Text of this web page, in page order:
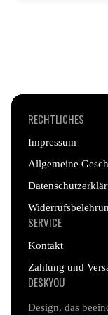
RECHTLICHES
Impressum
Allgemeine
SERVICE
Kontakt
Zahlung und
DESKYOU
Design, das